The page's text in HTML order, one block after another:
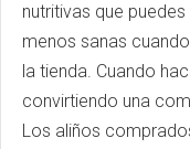
nutritivas que
menos sanas
la tienda. Cuando
convirtiendo una
Los aliños